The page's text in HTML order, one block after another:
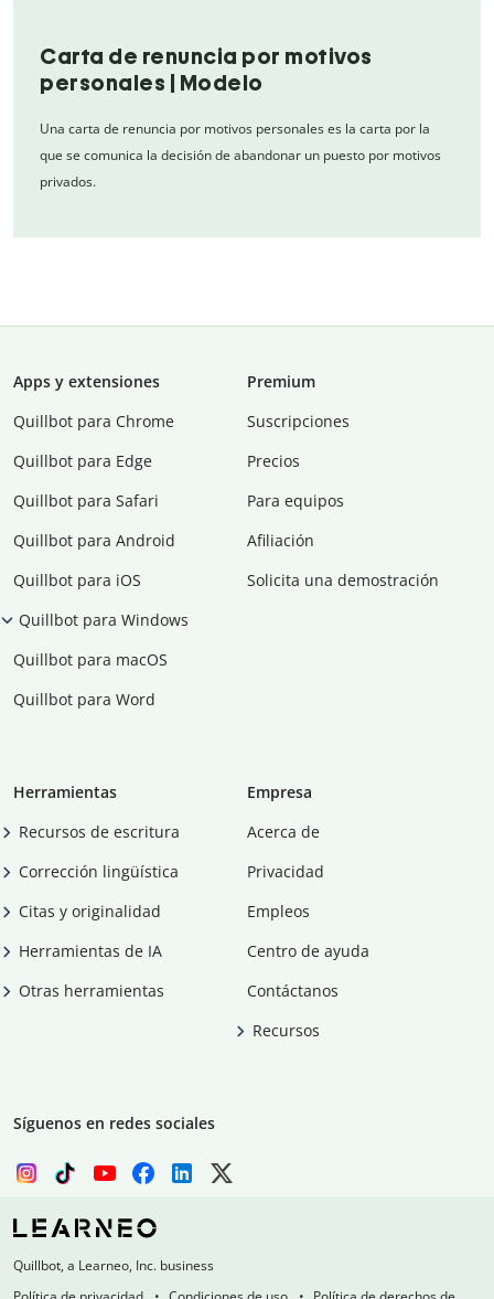
Carta de renuncia por motivos
personales | Modelo
Una carta de renuncia por motivos personales es la carta por la
que se comunica la decisión de abandonar un puesto por motivos
privados.
Apps y extensiones
Quillbot para Chrome
Quillbot para Edge
Quillbot para Safari
Quillbot para Android
Quillbot para iOS
Quillbot para Windows
Quillbot para macOS
Quillbot para Word
Premium
Suscripciones
Precios
Para equipos
Afiliación
Solicita una demostración
Herramientas
Recursos de escritura
Corrección lingüística
Citas y originalidad
Herramientas de IA
Otras herramientas
Empresa
Acerca de
Privacidad
Empleos
Centro de ayuda
Contáctanos
Recursos
Síguenos en redes sociales
Quillbot, a Learneo, Inc. business